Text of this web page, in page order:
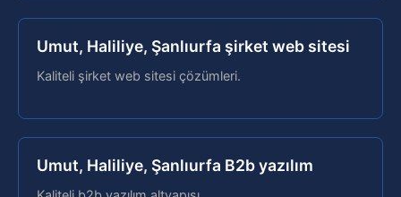
Umut, Haliliye, Şanlıurfa şirket web sitesi
Kaliteli şirket web sitesi çözümleri.
Umut, Haliliye, Şanlıurfa B2b yazılım